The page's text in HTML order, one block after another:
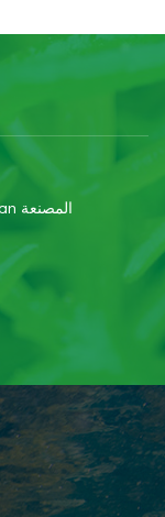
زعيم شركة Agar Agar و Carrageenan المصنعة